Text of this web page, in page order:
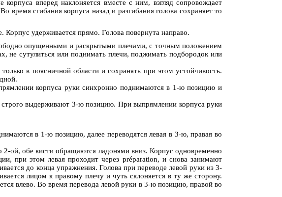
вперед наклоняется вместе с ним, взгляд сопровождает
время сгибания корпуса назад и разгибания голова сохраняет то
Корпус удерживается прямо. Голова повернута направо.
опущенными и раскрытыми плечами, с точным положением
не сутулиться или поднимать плечи, поджимать подбородок или
в поясничной области и сохранять при этом устойчивость.
корпуса руки синхронно поднимаются в 1-ю позицию и
строго выдерживают 3-ю позицию. При выпрямлении корпуса руки
в 1-ю позицию, далее переводятся левая в 3-ю, правая во
2-ой, обе кисти обращаются ладонями вниз. Корпус одновременно
при этом левая проходит через préparation, и снова занимают
до конца упражнения. Голова при переводе левой руки из 3-
лицом к правому плечу и чуть склоняется в ту же сторону.
влево. Во время перевода левой руки в 3-ю позицию, правой во